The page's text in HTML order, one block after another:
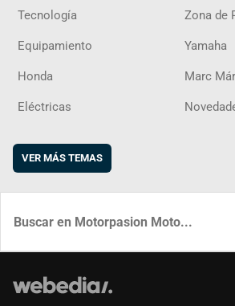
Tecnología Zona de
Equipamiento Yamaha
Honda Marc
Eléctricas
VER MÁS TEMAS